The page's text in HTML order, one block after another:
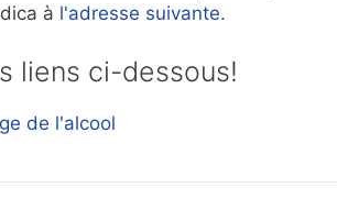
à l'adresse suivante.
liens ci-dessous!
de l'alcool